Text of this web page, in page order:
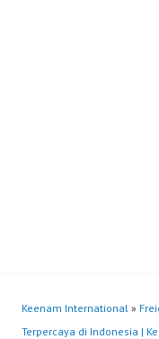
Keenam International »
Terpercaya di Indonesia |